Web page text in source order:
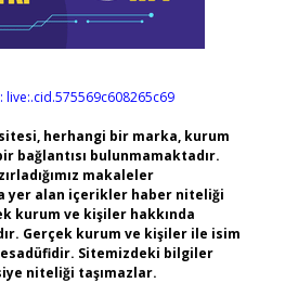
live:.cid.575569c608265c69
herhangi bir marka, kurum
bağlantısı bulunmamaktadır.
makaleler
yer alan içerikler haber niteliği
kurum ve kişiler hakkında
Gerçek kurum ve kişiler ile isim
Sitemizdeki bilgiler
niteliği taşımazlar.